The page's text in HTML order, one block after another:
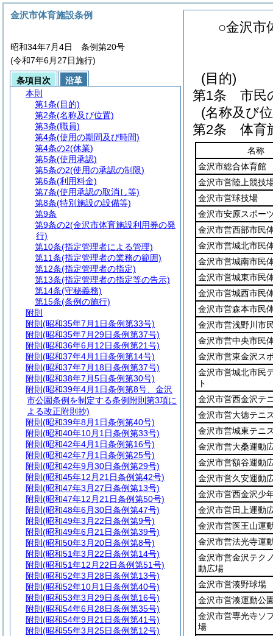
○金沢市
(目的)
第1条
市民
(名称及び
第2条
体育
名称
金沢市総合体育館
金沢市営陸上競技
金沢市営球技場
金沢市安原スポー
金沢市営西部市民
金沢市営城北市民
金沢市営城南市民
金沢市営城東市民
金沢市営城西市民
金沢市営森本市民
金沢市営浅野川市
金沢市営中央市民
金沢市営東金沢ス
金沢市営城北市民
ト
金沢市営西金沢テ
金沢市営大徳テニ
金沢市営城東テニ
金沢市営大桑運動
金沢市営額谷運動
金沢市営久安運動
金沢市営西金沢少
金沢市営田上運動
金沢市営医王山運
金沢市営法光寺運
金沢市営金沢テク
動広場
金沢市営湊野球場
金沢市営湊運動公
金沢市営専光寺ソ
場
金沢市体育施設条例
昭和34年7月4日 条例第20号
(令和7年6月27日施行)
条項目次
沿革
本則
第1条(目的)
第2条(名称及び位置)
第3条(職員)
第4条(使用の期間及び時間)
第4条の2(休業)
第5条(使用承認)
第5条の2(使用の承認の制限)
第6条(利用料金)
第7条(使用承認の取消し等)
第8条(特別施設の設備等)
第9条
第9条の2(金沢市体育施設利用券の発
行)
第10条(指定管理者による管理)
第11条(指定管理者の業務の範囲)
第12条(指定管理者の指定)
第13条(指定管理者の指定等の告示)
第14条(守秘義務)
第15条(条例の施行)
附則
附則 (昭和35年7月1日条例第33号)
附則 (昭和35年7月29日条例第37号)
附則 (昭和36年6月12日条例第21号)
附則 (昭和37年4月1日条例第14号)
附則 (昭和37年7月18日条例第37号)
附則 (昭和38年7月5日条例第30号)
附則 (昭和39年4月1日条例第8号、金沢
市公園条例を制定する条例附則第3項に
よる改正附則抄)
附則 (昭和39年8月1日条例第40号)
附則 (昭和40年10月1日条例第33号)
附則 (昭和42年4月1日条例第16号)
附則 (昭和42年7月1日条例第25号)
附則 (昭和42年9月30日条例第29号)
附則 (昭和45年12月21日条例第42号)
附則 (昭和47年3月27日条例第13号)
附則 (昭和47年12月21日条例第50号)
附則 (昭和48年6月30日条例第47号)
附則 (昭和49年3月22日条例第9号)
附則 (昭和49年6月21日条例第39号)
附則 (昭和50年3月20日条例第8号)
附則 (昭和51年3月22日条例第14号)
附則 (昭和51年12月22日条例第51号)
附則 (昭和52年3月28日条例第13号)
附則 (昭和52年10月1日条例第40号)
附則 (昭和53年3月29日条例第16号)
附則 (昭和54年6月28日条例第35号)
附則 (昭和54年9月21日条例第41号)
附則 (昭和55年3月25日条例第12号)